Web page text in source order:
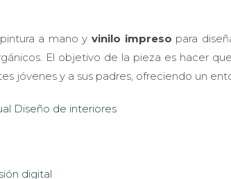
a mano y vinilo impreso para
El objetivo de la pieza es hacer
jóvenes y a sus padres, ofreciendo un